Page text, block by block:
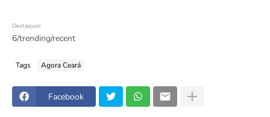
Destaques
6/trending/recent
Tags Agora Ceará
Facebook